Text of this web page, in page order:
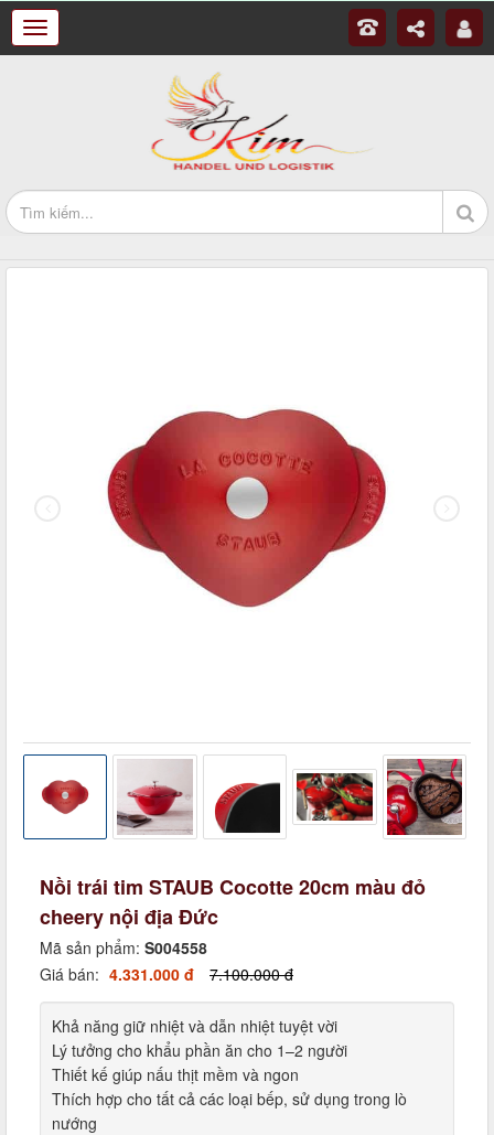
Nồi trái tim STAUB Cocotte 20cm màu đỏ
cheery nội địa Đức
Mã sản phẩm: S004558
Giá bán: 4.331.000 đ 7.100.000 đ
Khả năng giữ nhiệt và dẫn nhiệt tuyệt vời
Lý tưởng cho khẩu phần ăn cho 1–2 người
Thiết kế giúp nấu thịt mềm và ngon
Thích hợp cho tất cả các loại bếp, sử dụng trong lò
nướng